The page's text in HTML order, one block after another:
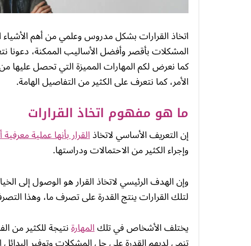
اتخاذ القرارات بشكل مدروس وعلمي من أهم
المشكلات بأقصر وأفضل الأساليب الممكنة، دعونا
كما نعرض لكم المهارات المميزة التي تحصل عليها
الأمر، كما نتعرف على الكثير من التفاصيل الهامة.
ما هو مفهوم اتخاذ القرارات
إن التعريف الأساسي لاتخاذالقرار بأنها عملية
وإجراء الكثير من الاحتمالات ودراستها.
وإن الهدف الرئيسي لاتخاذ القرار هو الوصول إلى
لتلك القرارات ينتج القدرة على تصرف ما، وهذا
يختلف الأشخاص في تلكالمهارةنتيجة للكثير من